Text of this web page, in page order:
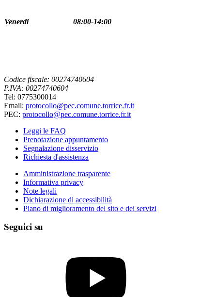
Venerdi 08:00-14:00
Codice fiscale: 00274740604
P.IVA: 00274740604
Tel: 0775300014
Email: protocollo@pec.comune.torrice.fr.it
PEC: protocollo@pec.comune.torrice.fr.it
Leggi le FAQ
Prenotazione appuntamento
Segnalazione disservizio
Richiesta d'assistenza
Amministrazione trasparente
Informativa privacy
Note legali
Dichiarazione di accessibilità
Piano di miglioramento del sito e dei servizi
Seguici su